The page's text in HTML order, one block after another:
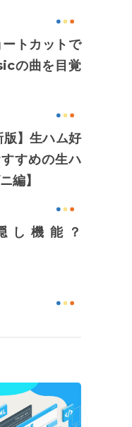
トカットで
の曲を目覚
】生ハム好
すめの生ハ
編】
し機能？